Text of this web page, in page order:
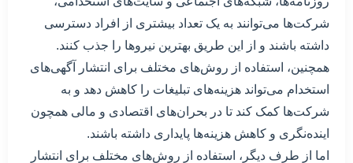
شرکت‌ها می‌توانند به یک تعداد بیشتری از افراد دسترسی
داشته باشند و از این طریق بهترین نیروها را جذب کنند.
همچنین، استفاده از روش‌های مختلف برای انتشار آگهی‌های
استخدام می‌تواند هزینه‌های تبلیغات را کاهش دهد و به
شرکت‌ها کمک کند تا در بحران‌های اقتصادی و مالی همچون
اینده‌نگری و کاهش هزینه‌ها پایداری داشته باشند.
اما از طرف دیگر، استفاده از روش‌های مختلف برای انتشار